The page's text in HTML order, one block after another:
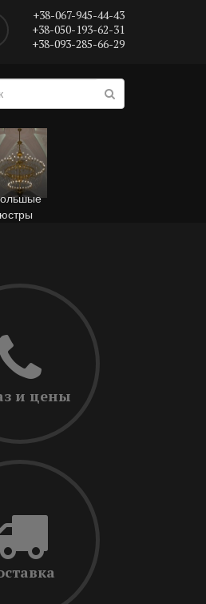
+38-067-945-44-43
+38-050-193-62-31
+38-093-285-66-29
и цены